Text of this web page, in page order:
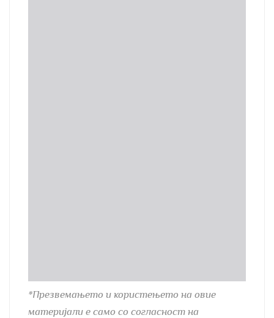
*Презвемањето и користењето на овие
материјали е само со согласност на